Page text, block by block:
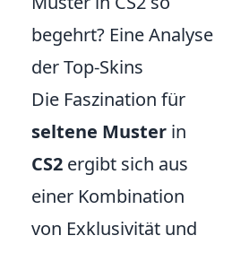
begehrt? Eine Analyse
der Top-Skins
Die Faszination für
seltene Muster in
CS2 ergibt sich aus
einer Kombination
von Exklusivität und